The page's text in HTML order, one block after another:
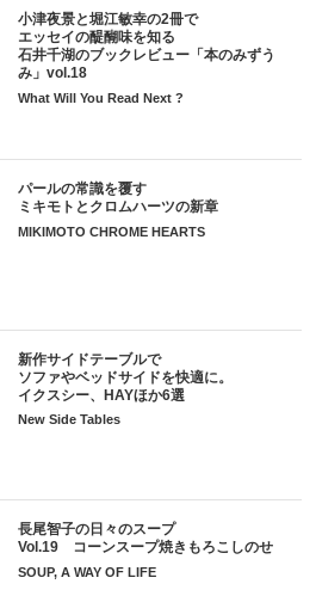
小津夜景と堀江敏幸の2冊で
エッセイの醍醐味を知る
石井千湖のブックレビュー「本のみずう
み」vol.18
What Will You Read Next ?
パールの常識を覆す
ミキモトとクロムハーツの新章
MIKIMOTO CHROME HEARTS
新作サイドテーブルで
ソファやベッドサイドを快適に。
イクスシー、HAYほか6選
New Side Tables
長尾智子の日々のスープ
Vol.19 コーンスープ焼きもろこしのせ
SOUP, A WAY OF LIFE